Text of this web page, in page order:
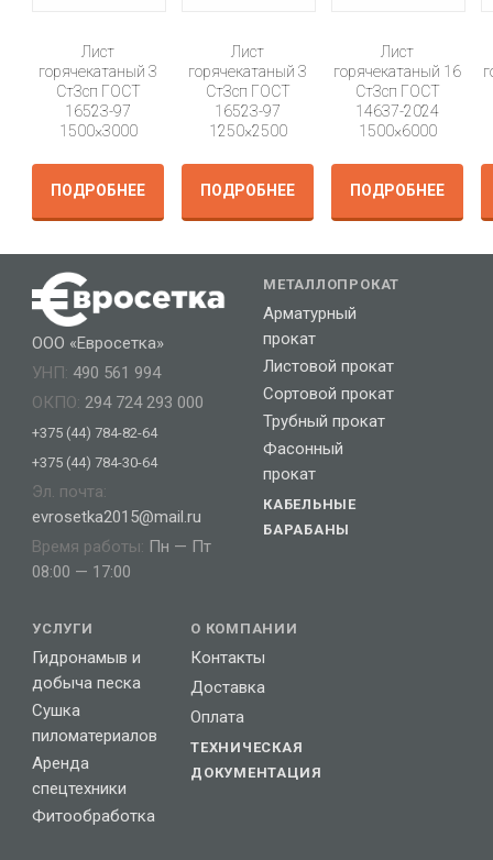
Лист
горячекатаный 3
Ст3сп ГОСТ
16523-97
1500×3000
ПОДРОБНЕЕ
Лист
горячекатаный 3
Ст3сп ГОСТ
16523-97
1250×2500
ПОДРОБНЕЕ
Лист
горячекатаный 16
Ст3сп ГОСТ
14637-2024
1500×6000
ПОДРОБНЕЕ
ООО «Евросетка»
УНП: 490 561 994
ОКПО: 294 724 293 000
+375 (44) 784-82-64
+375 (44) 784-30-64
Эл. почта:
evrosetka2015@mail.ru
Время работы: Пн — Пт
08:00 — 17:00
МЕТАЛЛОПРОКАТ
Арматурный
прокат
Листовой прокат
Сортовой прокат
Трубный прокат
Фасонный
прокат
КАБЕЛЬНЫЕ
БАРАБАНЫ
УСЛУГИ
Гидронамыв и
добыча песка
Сушка
пиломатериалов
Аренда
спецтехники
Фитообработка
О КОМПАНИИ
Контакты
Доставка
Оплата
ТЕХНИЧЕСКАЯ
ДОКУМЕНТАЦИЯ